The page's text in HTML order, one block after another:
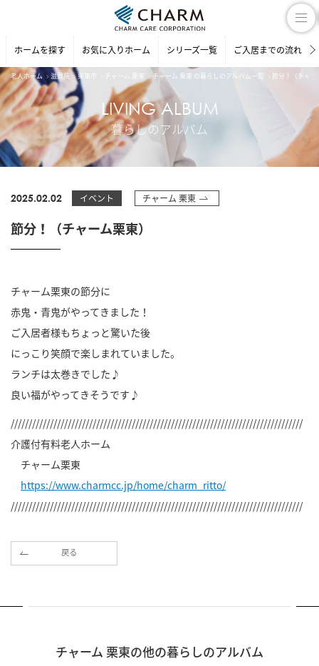
ホームを探す お気に入りホーム シリーズ一覧 ご入居までの流れ
老人ホーム 滋賀県 栗東市 チャーム 栗東 チャーム 栗東 の暮らしのアルバム一覧 節分！（チャー
LIVING ALBUM
暮らしのアルバム
2025.02.02 イベント チャーム 栗東
節分！（チャーム栗東）
チャーム栗東の節分に
赤鬼・青鬼がやってきました！
ご入居者様もちょっと驚いた後
にっこり笑顔で楽しまれていました。
ランチは太巻きでした♪
良い福がやってきそうです♪
//////////////////////////////////////////////////////////////////////////////////
介護付有料老人ホーム
チャーム栗東
https://www.charmcc.jp/home/charm_ritto/
//////////////////////////////////////////////////////////////////////////////////
戻る
チャーム 栗東の他の暮らしのアルバム